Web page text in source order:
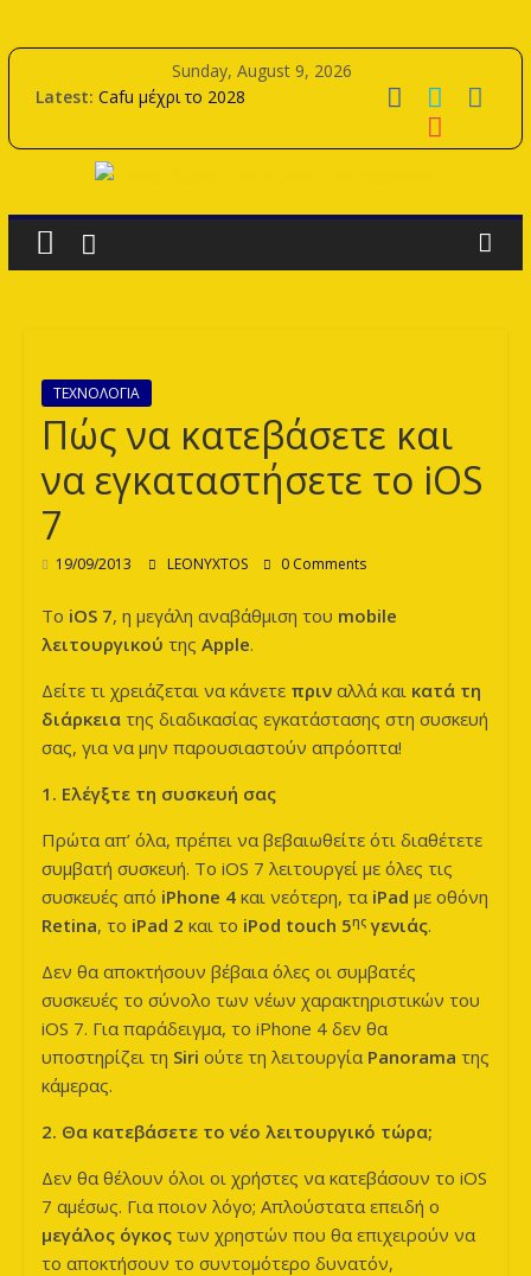
to
Sunday, August 9, 2026
Latest: Cafu μέχρι το 2028
Η αποστολή για την προετοιμασία
Samy Merzouk μέχρι το 2029
Lions-
Radio
Η
Φωνή
των
Λεόντων
ΤΕΧΝΟΛΟΓΙΑ
Πώς να κατεβάσετε και
να εγκαταστήσετε το iOS
7
19/09/2013 LEONYXTOS 0 Comments
Το iOS7, η μεγάλη αναβάθμιση του mobile
λειτουργικού της Apple.
Δείτε τι χρειάζεται να κάνετε πριν αλλά και κατά τη
διάρκεια της διαδικασίας εγκατάστασης στη συσκευή
σας, για να μην παρουσιαστούν απρόοπτα!
1. Ελέγξτε τη συσκευή σας
Πρώτα απ’ όλα, πρέπει να βεβαιωθείτε ότι διαθέτετε
συμβατή συσκευή. Το iOS 7 λειτουργεί με όλες τις
συσκευές από iPhone 4και νεότερη, τα iPad με οθόνη
Retina, το iPad 2 και το iPod touch 5ηςγενιάς.
Δεν θα αποκτήσουν βέβαια όλες οι συμβατές
συσκευές το σύνολο των νέων χαρακτηριστικών του
iOS 7. Για παράδειγμα, το iPhone 4 δεν θα
υποστηρίζει τη Siri ούτε τη λειτουργία Ρanorama της
κάμερας.
2. Θα κατεβάσετε το νέο λειτουργικό τώρα;
Δεν θα θέλουν όλοι οι χρήστες να κατεβάσουν το iOS
7 αμέσως. Για ποιον λόγο; Απλούστατα επειδή ο
μεγάλος όγκοςτων χρηστών που θα επιχειρούν να
το αποκτήσουν το συντομότερο δυνατόν,